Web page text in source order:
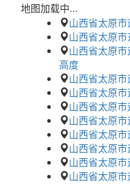
地图加载中...
山西省太原
山西省太原
山西省太原
高度
山西省太原
山西省太原
山西省太原
山西省太原
山西省太原
山西省太原
山西省太原
山西省太原